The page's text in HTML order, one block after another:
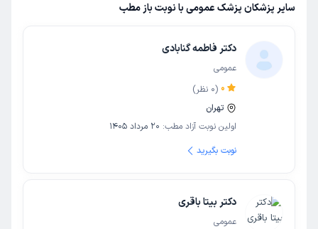
سایر پزشکان پزشک عمومی با نوبت باز مطب
دکتر فاطمه گنابادی
عمومی
0
(
0 نظر)
تهران
اولین نوبت آزاد مطب: 20 مرداد 1405
نوبت بگیرید
دکتر بیتا باقری
عمومی